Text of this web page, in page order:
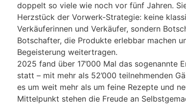
doppelt so viele wie noch vor fünf Jahren.
Herzstück der Vorwerk-Strategie: keine
Verkäuferinnen und Verkäufer, sondern
Botschafter, die Produkte erlebbar machen
Begeisterung weitertragen.
2025 fand über 17’000 Mal das sogenannte
statt – mit mehr als 52’000 teilnehmenden
es um weit mehr als um feine Rezepte und
Mittelpunkt stehen die Freude an